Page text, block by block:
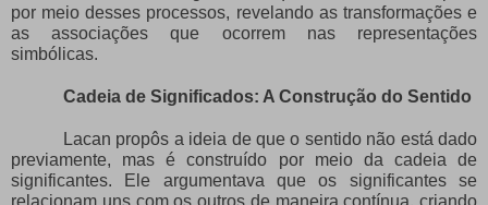
por meio desses processos, revelando as transformações e
as associações que ocorrem nas representações
simbólicas.
Cadeia de Significados: A Construção do Sentido
Lacan propôs a ideia de que o sentido não está dado
previamente, mas é construído por meio da cadeia de
significantes. Ele argumentava que os significantes se
relacionam uns com os outros de maneira contínua, criando